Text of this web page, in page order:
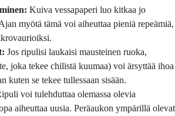
Kuiva vessapaperi luo kitkaa jo
myötä tämä voi aiheuttaa pieniä repeämiä,
Jos ripulisi laukaisi mausteinen ruoka,
joka tekee chilistä kuumaa) voi ärsyttää ihoa
kuten se tekee tullessaan sisään.
voi tulehduttaa olemassa olevia
aiheuttaa uusia. Peräaukon ympärillä olevat